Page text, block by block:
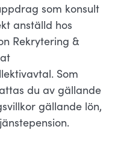
som konsult
anställd hos
Rekrytering &
Som
du av gällande
gällande lön,